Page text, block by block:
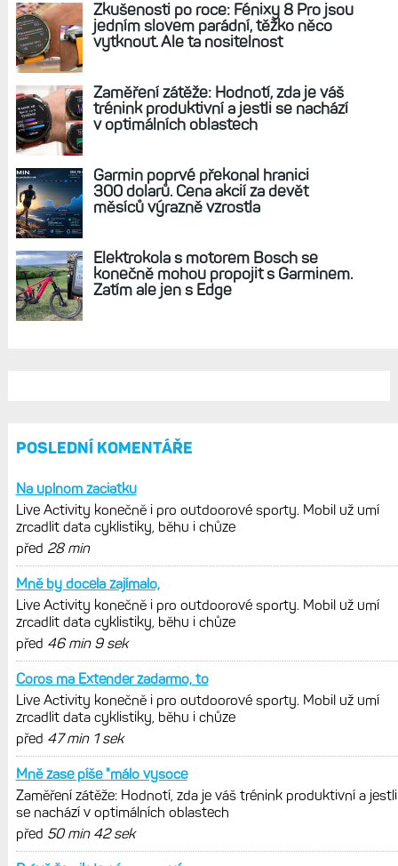
cyklistiky, běhu i chůze
Zkušenosti po roce: Fénixy 8 Pro jsou
jedním slovem parádní, těžko něco
vytknout. Ale ta nositelnost
Zaměření zátěže: Hodnotí, zda je váš
trénink produktivní a jestli se nachází
v optimálních oblastech
Garmin poprvé překonal hranici
300 dolarů. Cena akcií za devět
měsíců výrazně vzrostla
Elektrokola s motorem Bosch se
konečně mohou propojit s Garminem.
Zatím ale jen s Edge